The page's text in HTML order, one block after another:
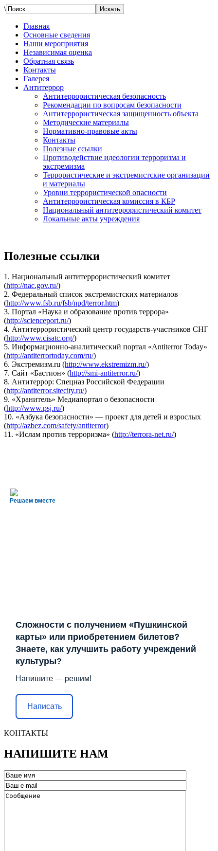
\
Главная
Основные сведения
Наши мероприятия
Независимая оценка
Обратная связь
Контакты
Галерея
Антитеррор
Антитеррористическая безопасность
Рекомендации по вопросам безопасности
Антитеррористическая защищенность объекта
Методические материалы
Нормативно-правовые акты
Контакты
Полезные ссылки
Противодействие идеологии терроризма и
экстремизма
Террористические и экстремистские организации
и материалы
Уровни террористической опасности
Антитеррористическая комиссия в КБР
Национальный антитеррористический комитет
Локальные акты учреждения
Полезные ссылки
1. Национальный антитеррористический комитет
(http://nac.gov.ru/)
2. Федеральный список экстремистских материалов
(http://www.fsb.ru/fsb/npd/terror.htm)
3. Портал «Наука и образование против террора»
(http://scienceport.ru/)
4. Антитеррористический центр государств-участников СНГ
(http://www.cisatc.org/)
5. Информационно-аналитический портал «Antiterror Today»
(http://antiterrortoday.com/ru/)
6. Экстремизм.ru (http://www.ekstremizm.ru/)
7. Сайт «Бастион» (http://smi-antiterror.ru/)
8. Антитеррор: Спецназ Российской Федерации
(http://antiterror.sitecity.ru/)
9. «Хранитель» Медиапортал о безопасности
(http://www.psj.ru/)
10. «Азбука безопасности» — проект для детей и взрослых
(http://azbez.com/safety/antiterror)
11. «Ислам против терроризма» (http://terrora-net.ru/)
Решаем вместе
Сложности с получением «Пушкинской
карты» или приобретением билетов?
Знаете, как улучшить работу учреждений
культуры?
Напишите — решим!
Написать
КОНТАКТЫ
НАПИШИТЕ НАМ